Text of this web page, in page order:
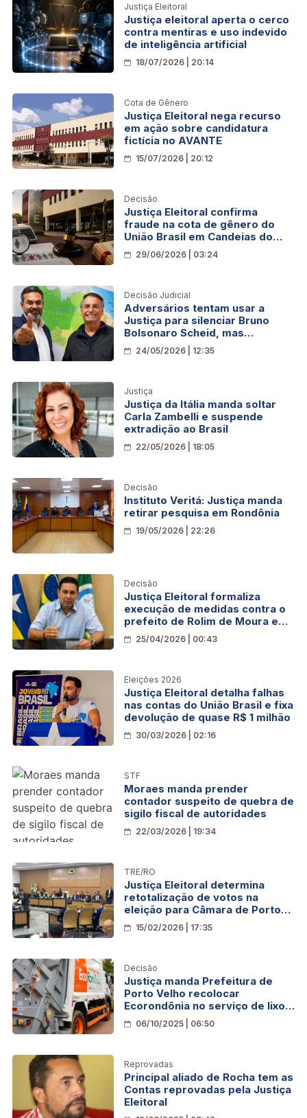
Justiça Eleitoral
Justiça eleitoral aperta o cerco
contra mentiras e uso indevido
de inteligência artificial
18/07/2026 | 20:14
Cota de Gênero
Justiça Eleitoral nega recurso
em ação sobre candidatura
fictícia no AVANTE
15/07/2026 | 20:12
Decisão
Justiça Eleitoral confirma
fraude na cota de gênero do
União Brasil em Candeias do
Jamari
29/06/2026 | 03:24
Decisão Judicial
Adversários tentam usar a
Justiça para silenciar Bruno
Bolsonaro Scheid, mas
candidato reage com força na
Justiça Eleitoral de Rondônia
24/05/2026 | 12:35
Justiça
Justiça da Itália manda soltar
Carla Zambelli e suspende
extradição ao Brasil
22/05/2026 | 18:05
Decisão
Instituto Veritá: Justiça manda
retirar pesquisa em Rondônia
19/05/2026 | 22:26
Decisão
Justiça Eleitoral formaliza
execução de medidas contra o
prefeito de Rolim de Moura em
decorrência de fraude
documental nas eleições de
25/04/2026 | 00:43
Eleições 2026
Justiça Eleitoral detalha falhas
nas contas do União Brasil e fixa
devolução de quase R$ 1 milhão
30/03/2026 | 02:16
STF
Moraes manda prender
contador suspeito de quebra de
sigilo fiscal de autoridades
22/03/2026 | 19:34
TRE/RO
Justiça Eleitoral determina
retotalização de votos na
eleição para Câmara de Porto
Velho
15/02/2026 | 17:35
Decisão
Justiça manda Prefeitura de
Porto Velho recolocar
Ecorondônia no serviço de lixo
em 24h
06/10/2025 | 06:50
Reprovadas
Principal aliado de Rocha tem as
Contas reprovadas pela Justiça
Eleitoral